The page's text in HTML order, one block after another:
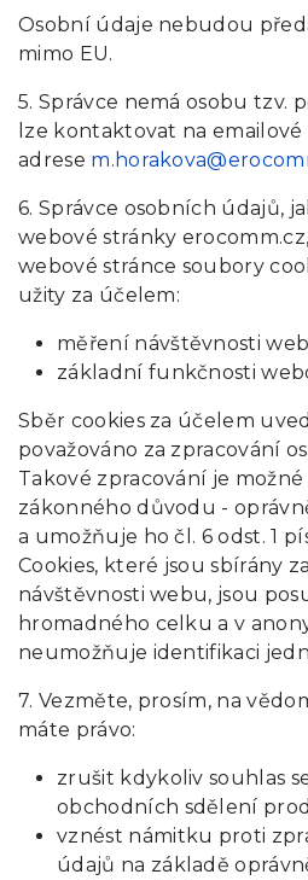
Osobní údaje nebudou
mimo EU.
5. Správce nemá osobu tzv.
lze kontaktovat na emailové
adrese
6. Správce osobních údajů,
webové stránky
webové stránce soubory
užity za účelem:
měření návštěvnosti
základní funkčnosti
Sběr cookies za účelem
považováno za zpracování
Takové zpracování je
zákonného důvodu -
a umožňuje ho čl. 6 odst. 1
Cookies, které jsou sbírány
návštěvnosti webu, jsou
hromadného celku a v
neumožňuje identifikaci
7. Vezměte, prosím, na
máte právo:
zrušit kdykoliv souhlas
obchodních sdělení
vznést námitku proti
údajů na základě